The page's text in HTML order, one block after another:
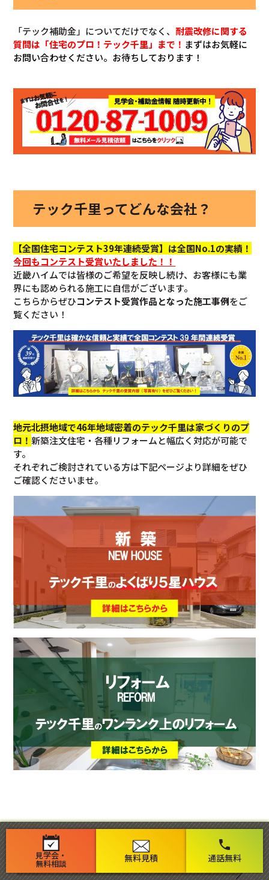
見学会・
無料相談 無料見積
phone
通話無料
「テック補助金」についてだけでなく、 耐震改修に関する
質問は「住宅のプロ！テック千里」まで！ まずはお気軽に
お問い合わせください。お待ちしております！
テック千里ってどんな会社？
【全国住宅コンテスト39年連続受賞】は全国No.1の実績！
今回もコンテスト受賞いたしました！！
近畿ハイムでは皆様のご希望を反映し続け、お客様にも業
界にも認められる施工に自信がございます。
こちらからぜひコンテスト受賞作品となった施工事例をご
覧ください！
地元北摂地域で46年地域密着のテック千里は家づくりのプ
ロ！新築注文住宅・各種リフォームと幅広く対応が可能で
す。
それぞれご検討されている方は下記ページより詳細をぜひ
ご確認くださいませ。
オススメ記事 RECOMMEND